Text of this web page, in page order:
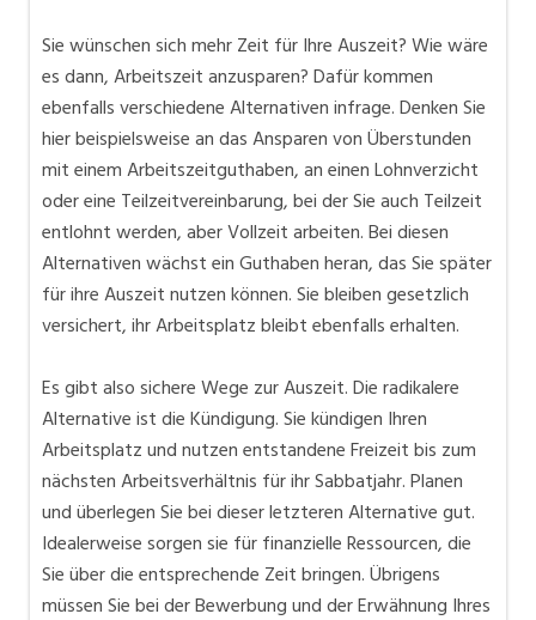
Sie wünschen sich mehr Zeit für Ihre Auszeit? Wie wäre
es dann, Arbeitszeit anzusparen? Dafür kommen
ebenfalls verschiedene Alternativen infrage. Denken Sie
hier beispielsweise an das Ansparen von Überstunden
mit einem Arbeitszeitguthaben, an einen Lohnverzicht
oder eine Teilzeitvereinbarung, bei der Sie auch Teilzeit
entlohnt werden, aber Vollzeit arbeiten. Bei diesen
Alternativen wächst ein Guthaben heran, das Sie später
für ihre Auszeit nutzen können. Sie bleiben gesetzlich
versichert, ihr Arbeitsplatz bleibt ebenfalls erhalten.
Es gibt also sichere Wege zur Auszeit. Die radikalere
Alternative ist die Kündigung. Sie kündigen Ihren
Arbeitsplatz und nutzen entstandene Freizeit bis zum
nächsten Arbeitsverhältnis für ihr Sabbatjahr. Planen
und überlegen Sie bei dieser letzteren Alternative gut.
Idealerweise sorgen sie für finanzielle Ressourcen, die
Sie über die entsprechende Zeit bringen. Übrigens
müssen Sie bei der Bewerbung und der Erwähnung Ihres